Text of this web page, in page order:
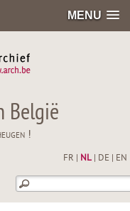
MENU
België
!
FR NL| DE EN